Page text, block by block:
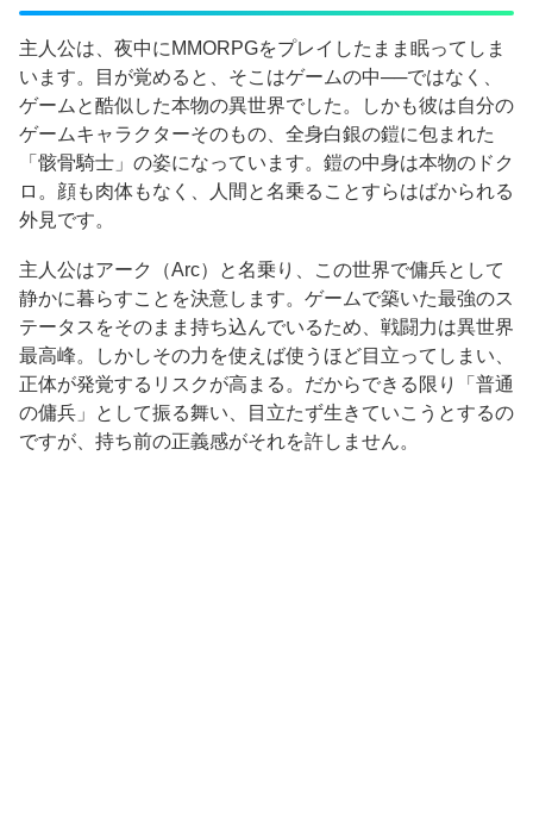
主人公は、夜中にMMORPGをプレイしたまま眠ってしま
います。目が覚めると、そこはゲームの中──ではなく、
ゲームと酷似した本物の異世界でした。しかも彼は自分の
ゲームキャラクターそのもの、全身白銀の鎧に包まれた
「骸骨騎士」の姿になっています。鎧の中身は本物のドク
ロ。顔も肉体もなく、人間と名乗ることすらはばかられる
外見です。
主人公はアーク（Arc）と名乗り、この世界で傭兵として
静かに暮らすことを決意します。ゲームで築いた最強のス
テータスをそのまま持ち込んでいるため、戦闘力は異世界
最高峰。しかしその力を使えば使うほど目立ってしまい、
正体が発覚するリスクが高まる。だからできる限り「普通
の傭兵」として振る舞い、目立たず生きていこうとするの
ですが、持ち前の正義感がそれを許しません。